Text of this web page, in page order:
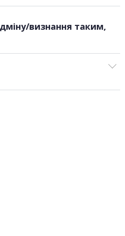
визнання таким,